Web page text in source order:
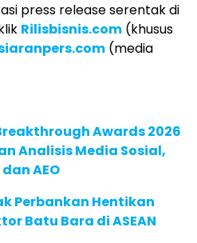
press release serentak di
Rilisbisnis.com (khusus
(media
Awards 2026
Analisis Media Sosial,
AEO
Perbankan Hentikan
Batu Bara di ASEAN